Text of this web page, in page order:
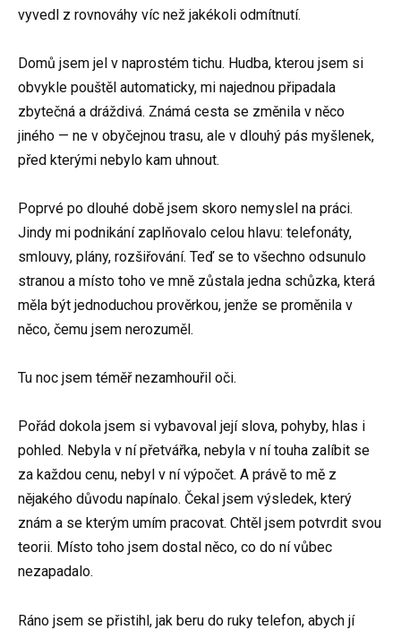
vyvedl z rovnováhy víc než jakékoli odmítnutí.
Domů jsem jel v naprostém tichu. Hudba, kterou jsem si
obvykle pouštěl automaticky, mi najednou připadala
zbytečná a dráždivá. Známá cesta se změnila v něco
jiného — ne v obyčejnou trasu, ale v dlouhý pás myšlenek,
před kterými nebylo kam uhnout.
Poprvé po dlouhé době jsem skoro nemyslel na práci.
Jindy mi podnikání zaplňovalo celou hlavu: telefonáty,
smlouvy, plány, rozšiřování. Teď se to všechno odsunulo
stranou a místo toho ve mně zůstala jedna schůzka, která
měla být jednoduchou prověrkou, jenže se proměnila v
něco, čemu jsem nerozuměl.
Tu noc jsem téměř nezamhouřil oči.
Pořád dokola jsem si vybavoval její slova, pohyby, hlas i
pohled. Nebyla v ní přetvářka, nebyla v ní touha zalíbit se
za každou cenu, nebyl v ní výpočet. A právě to mě z
nějakého důvodu napínalo. Čekal jsem výsledek, který
znám a se kterým umím pracovat. Chtěl jsem potvrdit svou
teorii. Místo toho jsem dostal něco, co do ní vůbec
nezapadalo.
Ráno jsem se přistihl, jak beru do ruky telefon, abych jí